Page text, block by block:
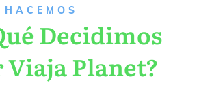
Decidimos
Viaja Planet?